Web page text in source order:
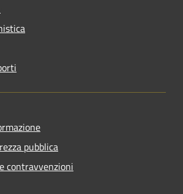
pubblica
contravvenzioni